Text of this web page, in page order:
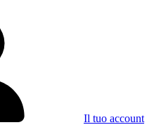
Il tuo account